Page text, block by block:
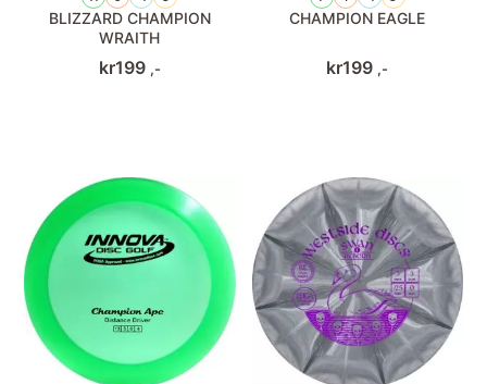
BLIZZARD CHAMPION
WRAITH
kr199 ,-
CHAMPION EAGLE
kr199 ,-